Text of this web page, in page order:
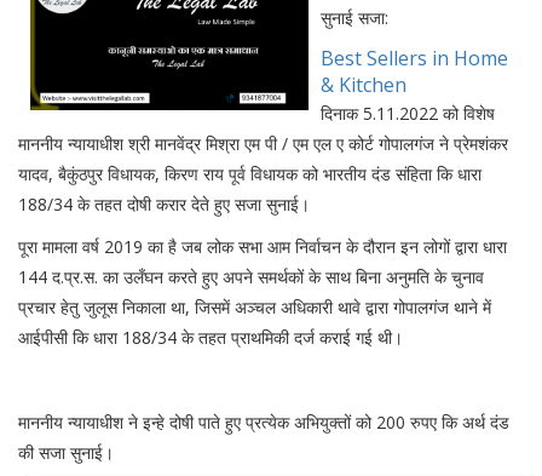
सुनाई सजा:
Best Sellers in Home
& Kitchen
दिनाक 5.11.2022 को विशेष
माननीय न्यायाधीश श्री मानवेंद्र मिश्रा एम पी / एम एल ए कोर्ट गोपालगंज ने प्रेमशंकर
यादव, बैकुंठपुर विधायक, किरण राय पूर्व विधायक को भारतीय दंड संहिता कि धारा
188/34 के तहत दोषी करार देते हुए सजा सुनाई।
पूरा मामला वर्ष 2019 का है जब लोक सभा आम निर्वाचन के दौरान इन लोगों द्वारा धारा
144 द.प्र.स. का उलँघन करते हुए अपने समर्थकों के साथ बिना अनुमति के चुनाव
प्रचार हेतु जुलूस निकाला था, जिसमें अञ्चल अधिकारी थावे द्वारा गोपालगंज थाने में
आईपीसी कि धारा 188/34 के तहत प्राथमिकी दर्ज कराई गई थी।
माननीय न्यायाधीश ने इन्हे दोषी पाते हुए प्रत्येक अभियुक्तों को 200 रुपए कि अर्थ दंड
की सजा सुनाई।